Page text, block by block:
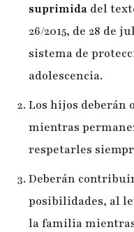
suprimida del
26/2015, de 28 de
sistema de
adolescencia.
Los hijos deberán
mientras
respetarles
Deberán
posibilidades, al
la familia